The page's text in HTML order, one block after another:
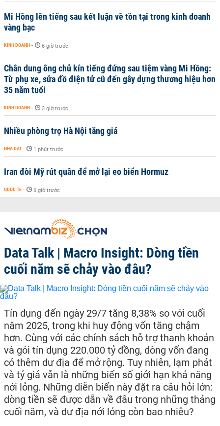
Mi Hồng lên tiếng sau kết luận về tồn tại trong kinh doanh
vàng bạc
KINH DOANH - 6 giờ trước
Chân dung ông chủ kín tiếng đứng sau tiệm vàng Mi Hồng:
Từ phụ xe, sửa đồ điện tử cũ đến gây dựng thương hiệu hơn
35 năm tuổi
KINH DOANH - 3 giờ trước
Nhiều phòng trọ Hà Nội tăng giá
NHÀ ĐẤT - 1 phút trước
Iran đòi Mỹ rút quân để mở lại eo biển Hormuz
QUỐC TẾ - 6 giờ trước
Data Talk | Macro Insight: Dòng tiền
cuối năm sẽ chảy vào đâu?
Tín dụng đến ngày 29/7 tăng 8,38% so với cuối
năm 2025, trong khi huy động vốn tăng chậm
hơn. Cùng với các chính sách hỗ trợ thanh khoản
và gói tín dụng 220.000 tỷ đồng, dòng vốn đang
có thêm dư địa để mở rộng. Tuy nhiên, lạm phát
và tỷ giá vẫn là những biến số giới hạn khả năng
nới lỏng. Những diễn biến này đặt ra câu hỏi lớn:
dòng tiền sẽ được dẫn về đâu trong những tháng
cuối năm, và dư địa nới lỏng còn bao nhiêu?